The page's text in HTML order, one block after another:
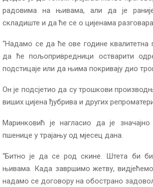
радовима на њивама, али да је
складиште и да ће се о цијенама
“Надамо се да ће ове године
да ће пољопривредници остварити
подстицаје или да њима покривају дио
Он је подсјетио да су трошкови
виших цијена ђубрива и других
Маринковић је нагласио да је
пшенице у трајању од мјесец дана.
“Битно је да се род скине. Штета би
њивама. Када завршимо жетву,
надамо се договору на обострано